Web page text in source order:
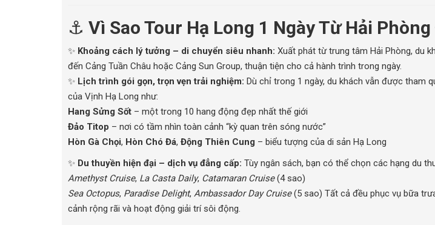
⚓ Vì Sao Tour Hạ Long 1 Ngày Từ Hải
✨ Khoảng cách lý tưởng – di chuyển siêu nhanh: Xuất phát từ trung tâm Hải Phòng, du
đến Cảng Tuần Châu hoặc Cảng Sun Group, thuận tiện cho cả hành trình trong ngày.
✨ Lịch trình gói gọn, trọn vẹn trải nghiệm: Dù chỉ trong 1 ngày, du khách vẫn được tham
của Vịnh Hạ Long như:
Hang Sửng Sốt – một trong 10 hang động đẹp nhất thế giới
Đảo Titop – nơi có tầm nhìn toàn cảnh “kỳ quan trên sóng nước”
Hòn Gà Chọi, Hòn Chó Đá, Động Thiên Cung – biểu tượng của di sản Hạ Long
✨ Du thuyền hiện đại – dịch vụ đẳng cấp: Tùy ngân sách, bạn có thể chọn các hạng du
Amethyst Cruise, La Casta Daily, Catamaran Cruise(4 sao)
Sea Octopus, Paradise Delight, Ambassador Day Cruise(5 sao) Tất cả đều phục vụ bữa
cảnh rộng rãi và hoạt động giải trí sôi động.